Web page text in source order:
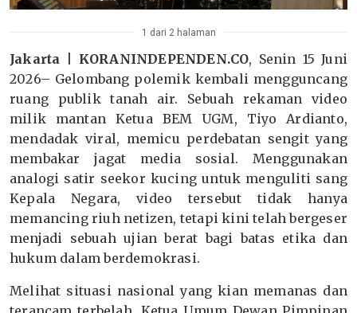
1 dari 2 halaman
Jakarta | KORANINDEPENDEN.CO, Senin 15 Juni
2026– Gelombang polemik kembali mengguncang
ruang publik tanah air. Sebuah rekaman video
milik mantan Ketua BEM UGM, Tiyo Ardianto,
mendadak viral, memicu perdebatan sengit yang
membakar jagat media sosial. Menggunakan
analogi satir seekor kucing untuk menguliti sang
Kepala Negara, video tersebut tidak hanya
memancing riuh netizen, tetapi kini telah bergeser
menjadi sebuah ujian berat bagi batas etika dan
hukum dalam berdemokrasi.
Melihat situasi nasional yang kian memanas dan